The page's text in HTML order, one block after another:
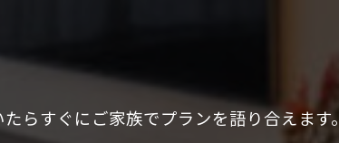
らすぐにご家族でプランを語り合えます。